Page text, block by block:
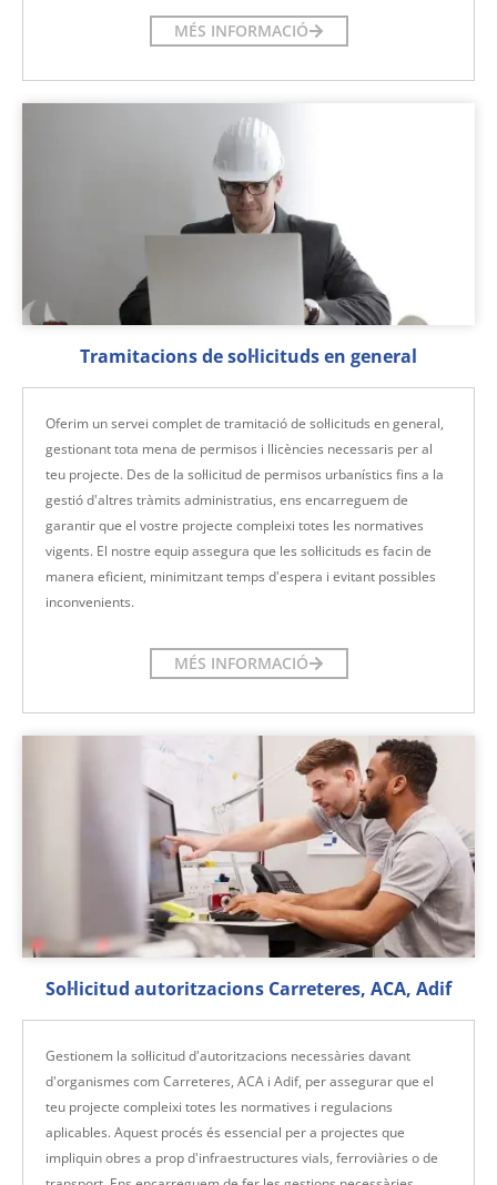
MÉS INFORMACIÓ
Tramitacions de sol·licituds en general
Oferim un servei complet de tramitació de sol·licituds en general,
gestionant tota mena de permisos i llicències necessaris per al
teu projecte. Des de la sol·licitud de permisos urbanístics fins a la
gestió d'altres tràmits administratius, ens encarreguem de
garantir que el vostre projecte compleixi totes les normatives
vigents. El nostre equip assegura que les sol·licituds es facin de
manera eficient, minimitzant temps d'espera i evitant possibles
inconvenients.
MÉS INFORMACIÓ
Sol·licitud autoritzacions Carreteres, ACA, Adif
Gestionem la sol·licitud d'autoritzacions necessàries davant
d'organismes com Carreteres, ACA i Adif, per assegurar que el
teu projecte compleixi totes les normatives i regulacions
aplicables. Aquest procés és essencial per a projectes que
impliquin obres a prop d'infraestructures vials, ferroviàries o de